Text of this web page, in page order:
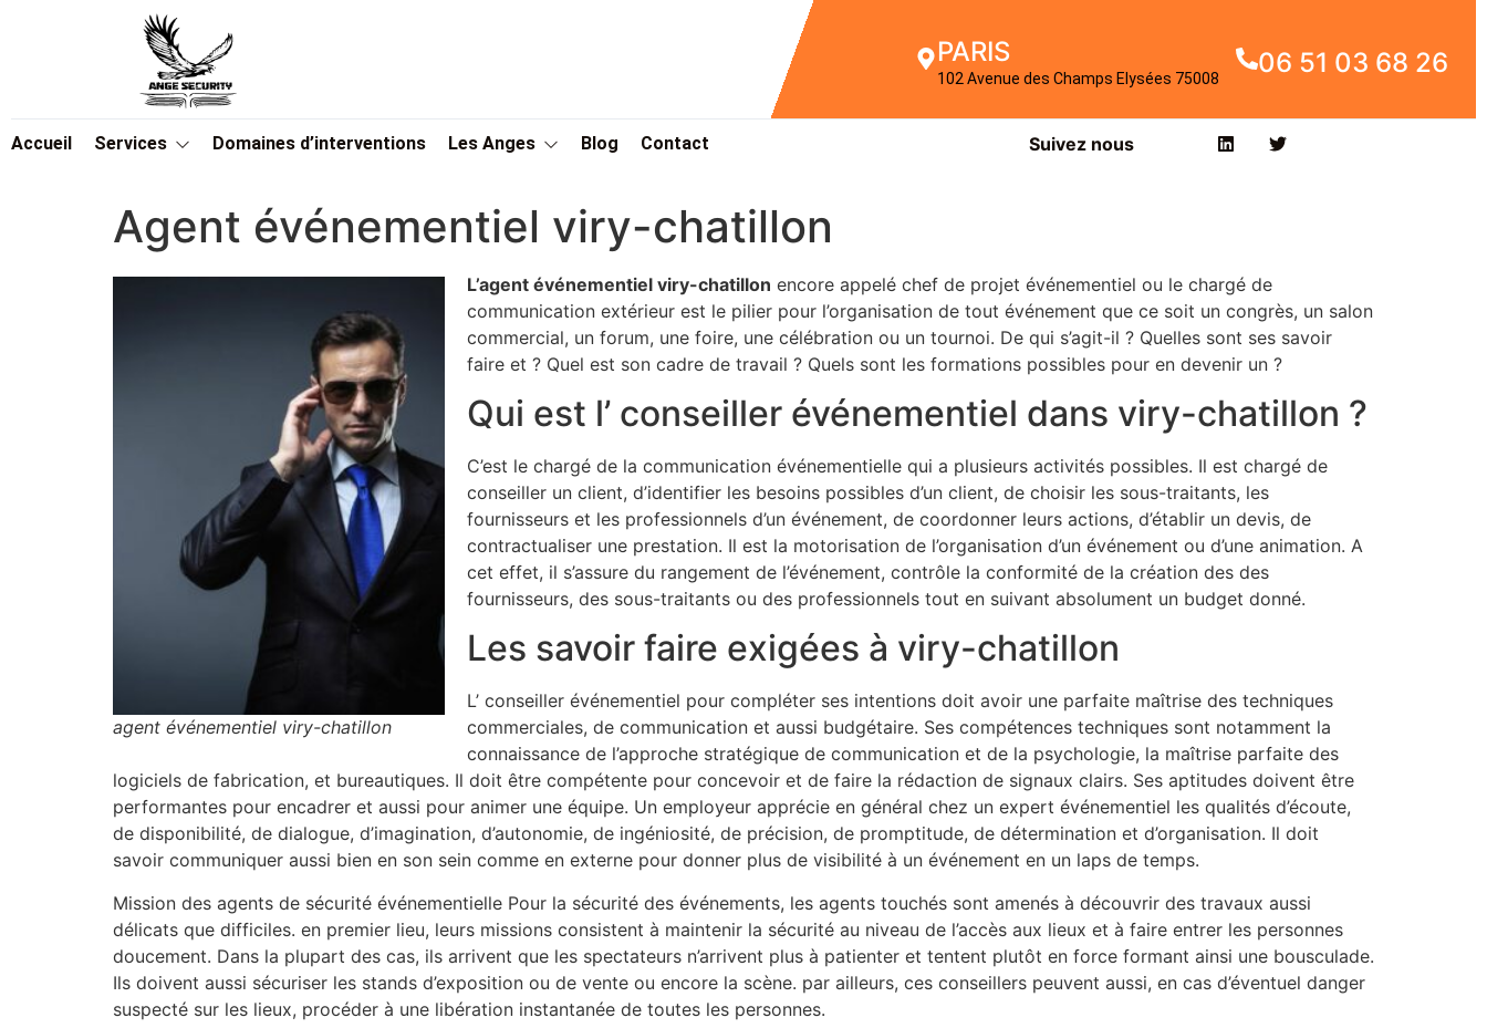
PARIS
102 Avenue des Champs Elysées 75008 06 51 03 68 26
Accueil Services Domaines d’interventions Les Anges Blog Contact Suivez nous
Agent événementiel viry-chatillon
agent événementiel viry-chatillon
L’agent événementiel viry-chatillon encore appelé chef de projet événementiel ou le chargé de
communication extérieur est le pilier pour l’organisation de tout événement que ce soit un congrès, un salon
commercial, un forum, une foire, une célébration ou un tournoi. De qui s’agit-il ? Quelles sont ses savoir
faire et ? Quel est son cadre de travail ? Quels sont les formations possibles pour en devenir un ?
Qui est l’ conseiller événementiel dans viry-chatillon ?
C’est le chargé de la communication événementielle qui a plusieurs activités possibles. Il est chargé de
conseiller un client, d’identifier les besoins possibles d’un client, de choisir les sous-traitants, les
fournisseurs et les professionnels d’un événement, de coordonner leurs actions, d’établir un devis, de
contractualiser une prestation. Il est la motorisation de l’organisation d’un événement ou d’une animation. A
cet effet, il s’assure du rangement de l’événement, contrôle la conformité de la création des des
fournisseurs, des sous-traitants ou des professionnels tout en suivant absolument un budget donné.
Les savoir faire exigées à viry-chatillon
L’ conseiller événementiel pour compléter ses intentions doit avoir une parfaite maîtrise des techniques
commerciales, de communication et aussi budgétaire. Ses compétences techniques sont notamment la
connaissance de l’approche stratégique de communication et de la psychologie, la maîtrise parfaite des
logiciels de fabrication, et bureautiques. Il doit être compétente pour concevoir et de faire la rédaction de signaux clairs. Ses aptitudes doivent être
performantes pour encadrer et aussi pour animer une équipe. Un employeur apprécie en général chez un expert événementiel les qualités d’écoute,
de disponibilité, de dialogue, d’imagination, d’autonomie, de ingéniosité, de précision, de promptitude, de détermination et d’organisation. Il doit
savoir communiquer aussi bien en son sein comme en externe pour donner plus de visibilité à un événement en un laps de temps.
Mission des agents de sécurité événementielle Pour la sécurité des événements, les agents touchés sont amenés à découvrir des travaux aussi
délicats que difficiles. en premier lieu, leurs missions consistent à maintenir la sécurité au niveau de l’accès aux lieux et à faire entrer les personnes
doucement. Dans la plupart des cas, ils arrivent que les spectateurs n’arrivent plus à patienter et tentent plutôt en force formant ainsi une bousculade.
Ils doivent aussi sécuriser les stands d’exposition ou de vente ou encore la scène. par ailleurs, ces conseillers peuvent aussi, en cas d’éventuel danger
suspecté sur les lieux, procéder à une libération instantanée de toutes les personnes.